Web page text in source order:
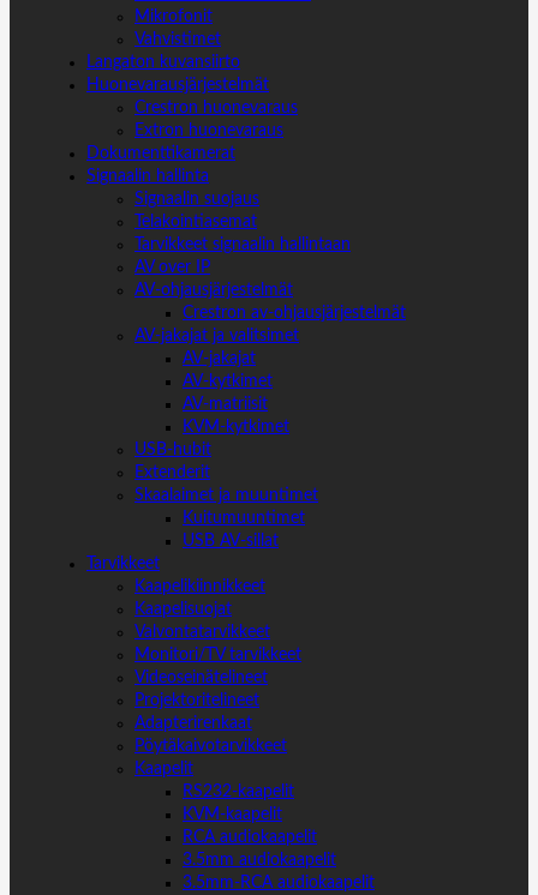
Mikrofonit
Vahvistimet
Langaton kuvansiirto
Huonevarausjärjestelmät
Crestron huonevaraus
Extron huonevaraus
Dokumenttikamerat
Signaalin hallinta
Signaalin suojaus
Telakointiasemat
Tarvikkeet signaalin hallintaan
AV over IP
AV-ohjausjärjestelmät
Crestron av-ohjausjärjestelmät
AV-jakajat ja valitsimet
AV-jakajat
AV-kytkimet
AV-matriisit
KVM-kytkimet
USB-hubit
Extenderit
Skaalaimet ja muuntimet
Kuitumuuntimet
USB AV-sillat
Tarvikkeet
Kaapelikiinnikkeet
Kaapelisuojat
Valvontatarvikkeet
Monitori/TV tarvikkeet
Videoseinätelineet
Projektoritelineet
Adapterirenkaat
Pöytäkaivotarvikkeet
Kaapelit
RS232-kaapelit
KVM-kaapelit
RCA audiokaapelit
3.5mm audiokaapelit
3.5mm-RCA audiokaapelit